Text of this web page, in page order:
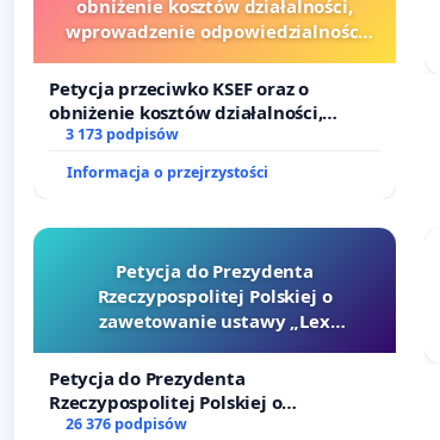
obniżenie kosztów działalności,
wprowadzenie odpowiedzialności
sędziów
Petycja przeciwko KSEF oraz o
obniżenie kosztów działalności,
wprowadzenie odpowiedzialności
finansowej kluczowych urzędników i
sędziów
3 173 podpisów
Informacja o przejrzystości
Petycja do Prezydenta
Rzeczypospolitej Polskiej o
zawetowanie ustawy „Lex
Petycja do Prezydenta
Rzeczypospolitej Polskiej o
zawetowanie ustawy „Lex Szarlatan”
26 376 podpisów